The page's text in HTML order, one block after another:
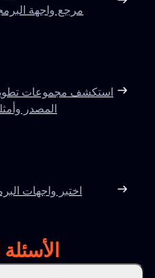
مرجع واجهة
استكشف مجموعات
المصدر
اختبر واجهات